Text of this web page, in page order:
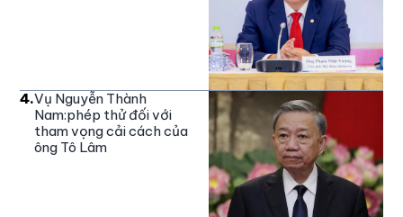
4.Vụ Nguyễn Thành
Nam:phép thử đối với
tham vọng cải cách của
ông Tô Lâm